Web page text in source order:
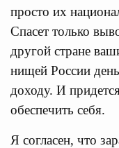
просто их
Спасет только
другой стране
нищей России
доходу. И
обеспечить себя.
Я согласен, что